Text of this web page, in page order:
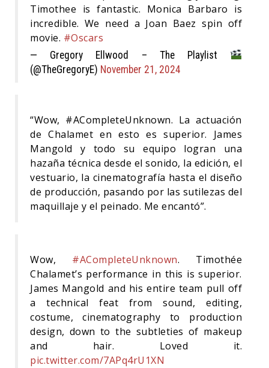
Timothee is fantastic. Monica Barbaro is
incredible. We need a Joan Baez spin off
movie. #Oscars
— Gregory Ellwood – The Playlist
(@TheGregoryE) November 21, 2024
“Wow, #ACompleteUnknown. La actuación
de Chalamet en esto es superior. James
Mangold y todo su equipo logran una
hazaña técnica desde el sonido, la edición, el
vestuario, la cinematografía hasta el diseño
de producción, pasando por las sutilezas del
maquillaje y el peinado. Me encantó”.
Wow, #ACompleteUnknown. Timothée
Chalamet’s performance in this is superior.
James Mangold and his entire team pull off
a technical feat from sound, editing,
costume, cinematography to production
design, down to the subtleties of makeup
and hair. Loved it.
pic.twitter.com/7APq4rU1XN